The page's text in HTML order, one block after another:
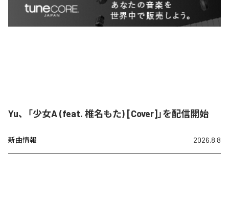
Yu、「少女A (feat. 椎名もた) [Cover]」を配信開始
新曲情報 2026.8.8